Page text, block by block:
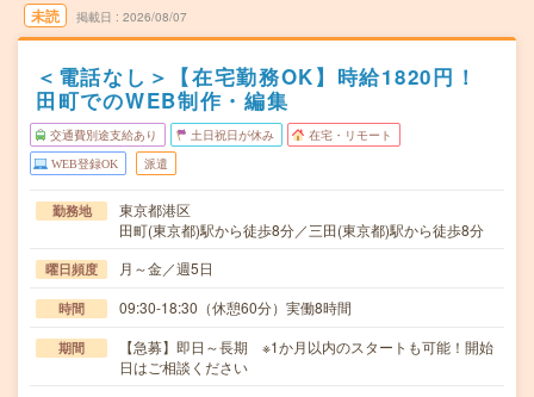
未読 掲載日 2026/08/07
＜電話なし＞【在宅勤務OK】時給1820円！
田町でのWEB制作・編集
交通費別途支給あり 土日祝日が休み 在宅・リモート
WEB登録OK 派遣
勤務地
東京都港区
田町(東京都)駅から徒歩8分／三田(東京都)駅から徒歩8分
曜日頻度 月～金／週5日
時間 09:30-18:30（休憩60分）実働8時間
期間
【急募】即日～長期 ※1か月以内のスタートも可能！開始
日はご相談ください